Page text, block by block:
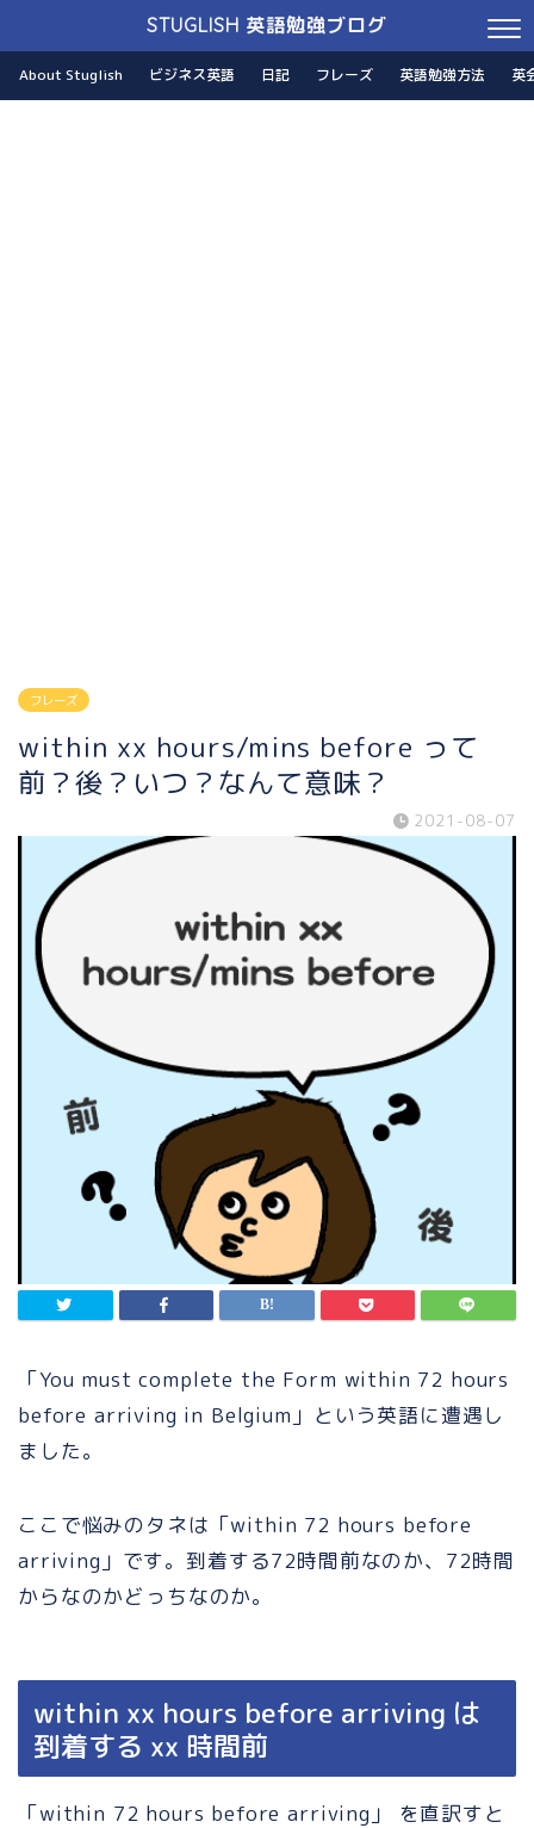
STUGLISH 英語勉強ブログ
About Stuglish ビジネス英語 日記 フレーズ 英語勉強方法 英
フレーズ
within xx hours/mins before って
前？後？いつ？なんて意味？
2021-08-07
「You must complete the Form within 72 hours
before arriving in Belgium」という英語に遭遇し
ました。
ここで悩みのタネは「within 72 hours before
arriving」です。到着する72時間前なのか、72時間
からなのかどっちなのか。
within xx hours before arriving は
到着する xx 時間前
「within 72 hours before arriving」 を直訳すと